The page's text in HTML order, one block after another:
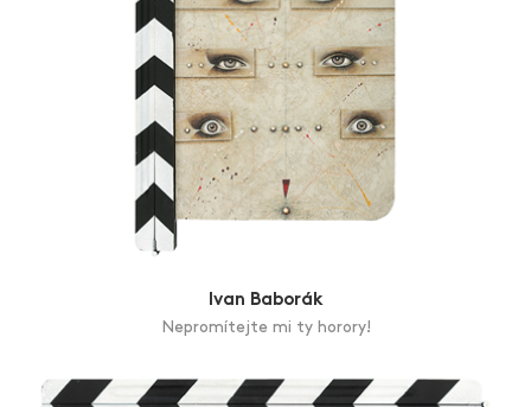
Ivan Baborák
Nepromítejte mi ty horory!